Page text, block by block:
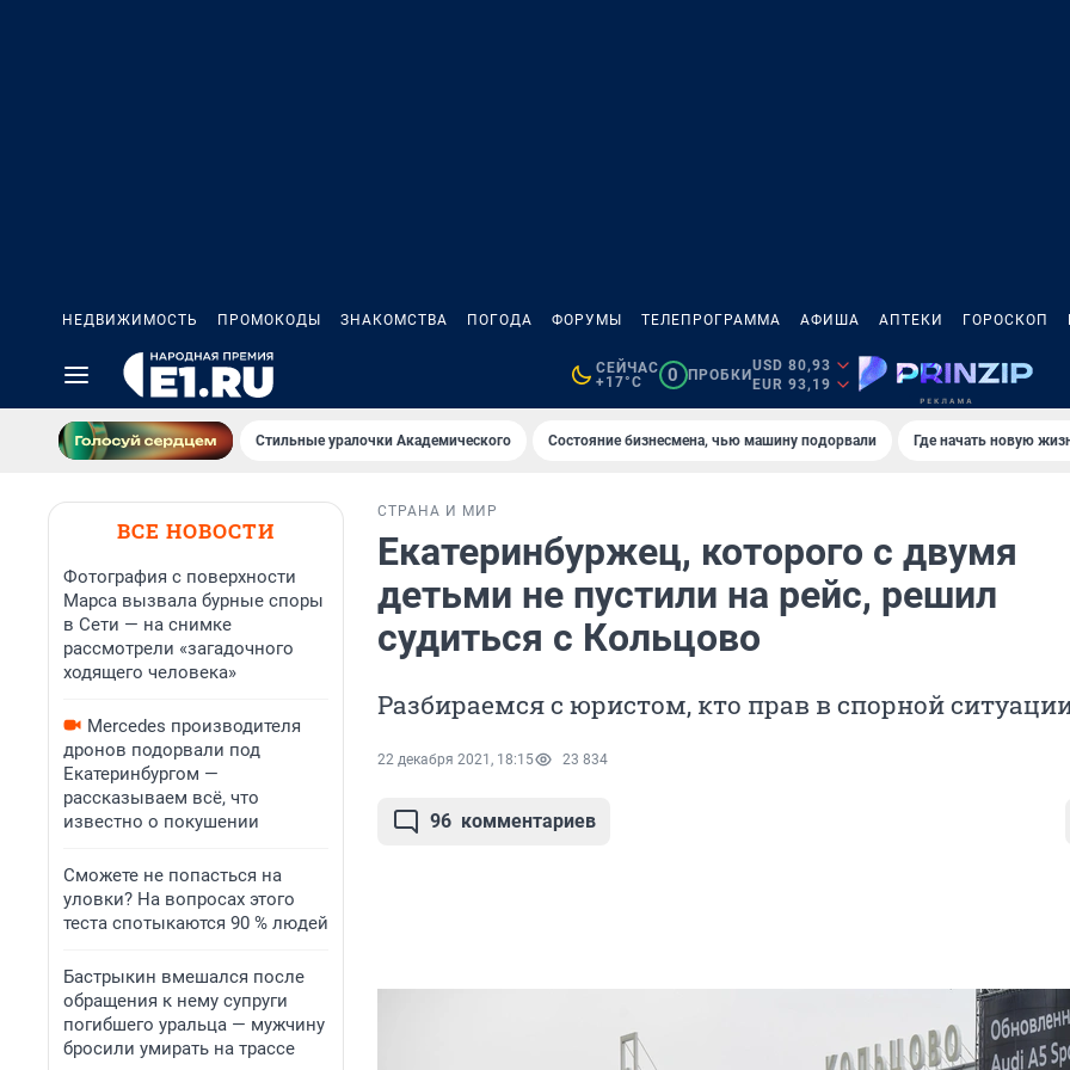
НЕДВИЖИМОСТЬ ПРОМОКОДЫ ЗНАКОМСТВА ПОГОДА ФОРУМЫ ТЕЛЕПРОГРАММА АФИША АПТЕКИ ГОРОСКОП
СЕЙЧАС
+17°C
0 ПРОБКИ
USD 80,93
EUR 93,19
Стильные уралочки Академического Состояние бизнесмена, чью машину подорвали Где начать новую
ВСЕ НОВОСТИ
Фотография с поверхности
Марса вызвала бурные споры
в Сети — на снимке
рассмотрели «загадочного
ходящего человека»
Mercedes производителя
дронов подорвали под
Екатеринбургом —
рассказываем всё, что
известно о покушении
Сможете не попасться на
уловки? На вопросах этого
теста спотыкаются 90 % людей
Бастрыкин вмешался после
обращения к нему супруги
погибшего уральца — мужчину
бросили умирать на трассе
СТРАНА И МИР
Екатеринбуржец, которого с двумя
детьми не пустили на рейс, решил
судиться с Кольцово
Разбираемся с юристом, кто прав в спорной
22 декабря 2021, 18:15 23 834
96 комментариев